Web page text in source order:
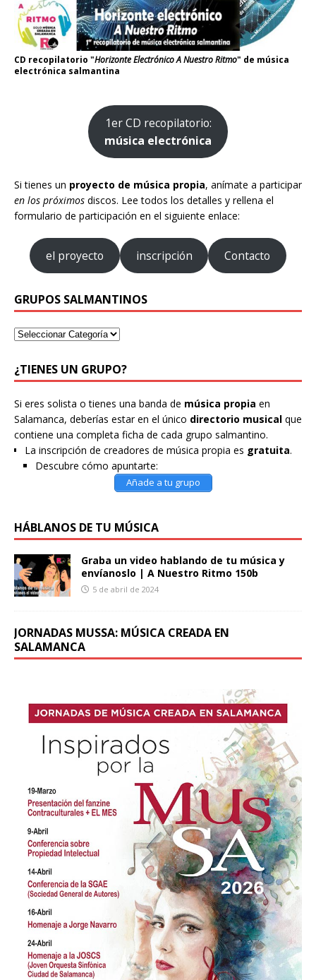
CD recopilatorio "Horizonte Electrónico A Nuestro Ritmo" de música
electrónica salmantina
1er CD recopilatorio:
música electrónica
Si tienes un proyecto de música propia, anímate a participar
en los próximos discos. Lee todos los detalles y rellena el
formulario de participación en el siguiente enlace:
el proyecto inscripción Contacto
GRUPOS SALMANTINOS
¿TIENES UN GRUPO?
Si eres solista o tienes una banda de música propia en
Salamanca, deberías estar en el único directorio musical que
contiene una completa ficha de cada grupo salmantino.
La inscripción de creadores de música propia es gratuita.
Descubre cómo apuntarte:
Añade a tu grupo
HÁBLANOS DE TU MÚSICA
Graba un video hablando de tu música y
envíanoslo | A Nuestro Ritmo 150b
5 de abril de 2024
JORNADAS MUSSA: MÚSICA CREADA EN
SALAMANCA